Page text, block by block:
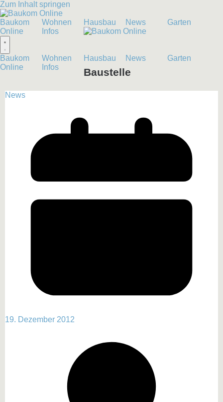
Zum Inhalt springen
Baukom
Online
Wohnen Hausbau News
Garten
Infos
Baukom
Online
Wohnen Hausbau News
Garten
Infos
Baustelle
News
19. Dezember 2012